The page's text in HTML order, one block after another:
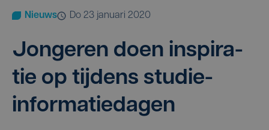
Nieuws do 23 januari 2020
Jon­ge­ren doen inspi­ra­
tie op tij­dens studie-
informatiedagen